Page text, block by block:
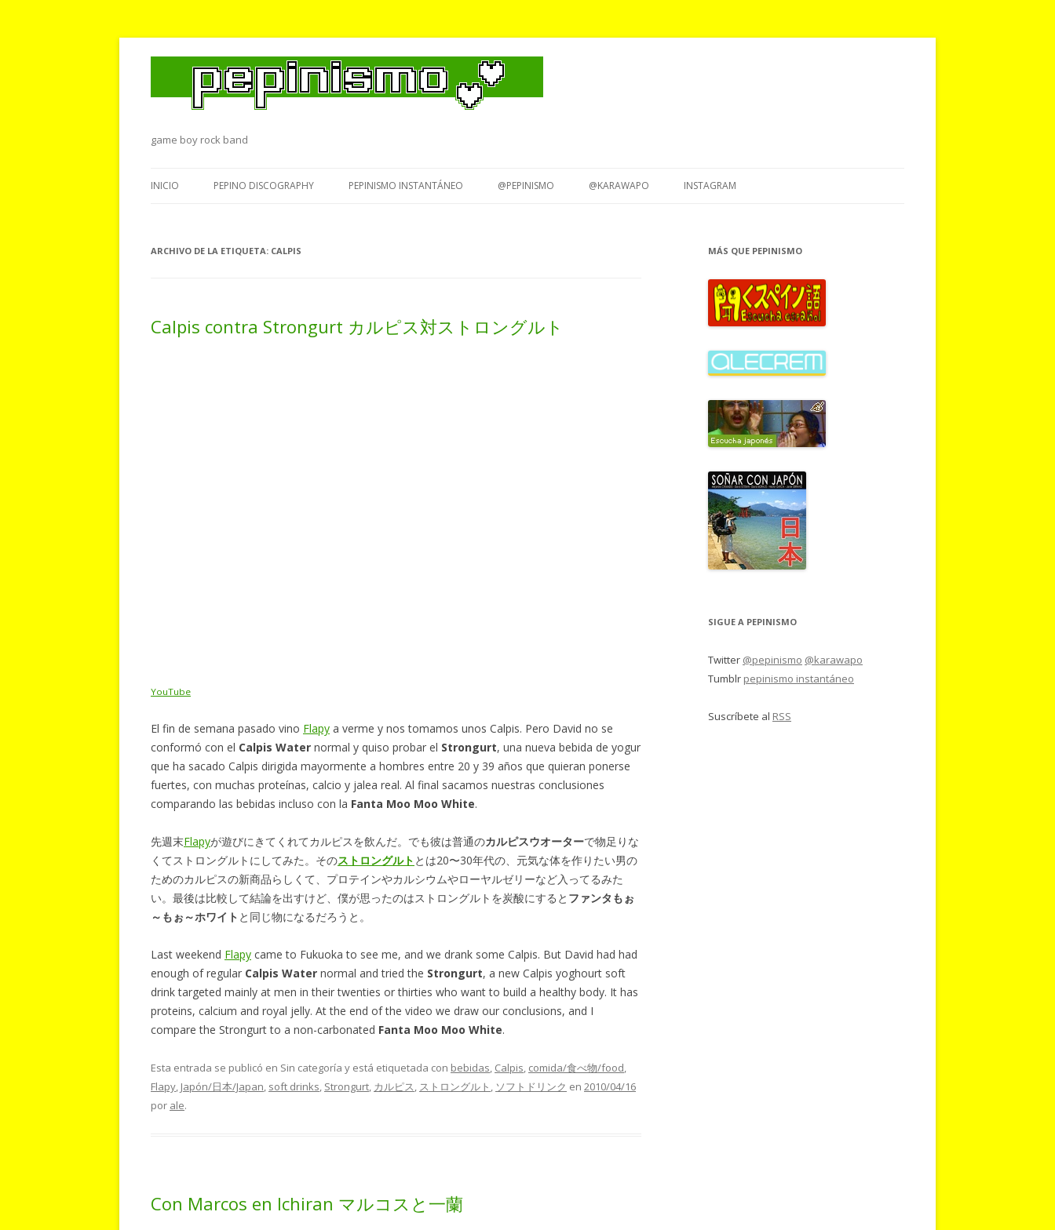
game boy rock band
al
INICIO PEPINO DISCOGRAPHY PEPINISMO INSTANTÁNEO @PEPINISMO @KARAWAPO INSTAGRAM
ARCHIVO DE LA ETIQUETA: CALPIS
Calpis contra Strongurt カルピス対ストロングルト
YouTube
El fin de semana pasado vino Flapy a verme y nos tomamos unos Calpis. Pero David no se
conformó con el Calpis Water normal y quiso probar el Strongurt, una nueva bebida de yogur
que ha sacado Calpis dirigida mayormente a hombres entre 20 y 39 años que quieran ponerse
fuertes, con muchas proteínas, calcio y jalea real. Al final sacamos nuestras conclusiones
comparando las bebidas incluso con la Fanta Moo Moo White.
先週末Flapyが遊びにきてくれてカルピスを飲んだ。でも彼は普通のカルピスウオーターで物足りな
くてストロングルトにしてみた。そのストロングルト とは20〜30年代の、元気な体を作りたい男の
ためのカルピスの新商品らしくて、プロテインやカルシウムやローヤルゼリーなど入ってるみた
い。最後は比較して結論を出すけど、僕が思ったのはストロングルトを炭酸にすると ファンタもぉ
～もぉ～ホワイト と同じ物になるだろうと。
Last weekend Flapy came to Fukuoka to see me, and we drank some Calpis. But David had had
enough of regular Calpis Water normal and tried the Strongurt, a new Calpis yoghourt soft
drink targeted mainly at men in their twenties or thirties who want to build a healthy body. It has
proteins, calcium and royal jelly. At the end of the video we draw our conclusions, and I
compare the Strongurt to a non-carbonated Fanta Moo Moo White.
Esta entrada se publicó en Sin categoría y está etiquetada con bebidas, Calpis, comida/食べ物/food,
Flapy, Japón/日本/Japan, soft drinks, Strongurt, カルピス, ストロングルト , ソフトドリンク en 2010/04/16
por ale.
Con Marcos en Ichiran マルコスと一蘭
MÁS QUE PEPINISMO
SIGUE A PEPINISMO
Twitter @pepinismo @karawapo
Tumblr pepinismo instantáneo
Suscríbete al RSS